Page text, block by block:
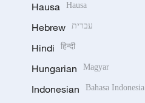
Hausa Hausa
Hebrew עברית
Hindi हिन्दी
Hungarian Magyar
Indonesian Bahasa Indonesia